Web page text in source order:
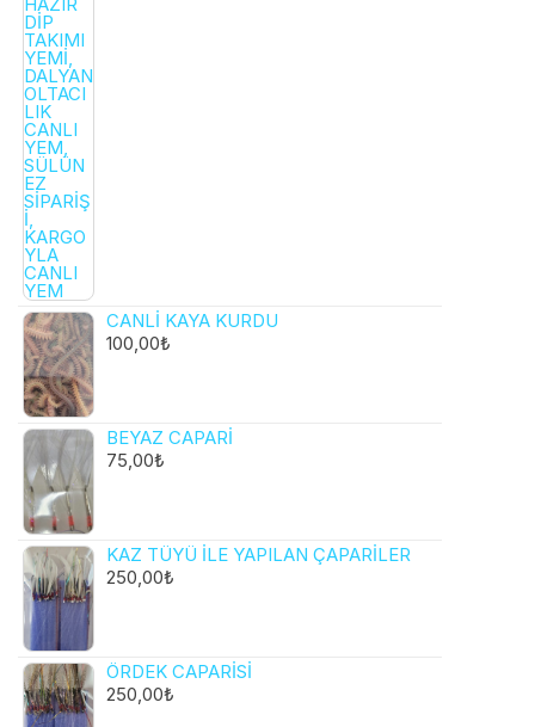
CANLI KAYA KURDU
100,00₺
BEYAZ CAPARI
75,00₺
KAZ TÜYÜ ILE YAPILAN ÇAPARILER
250,00₺
ÖRDEK CAPARISI
250,00₺